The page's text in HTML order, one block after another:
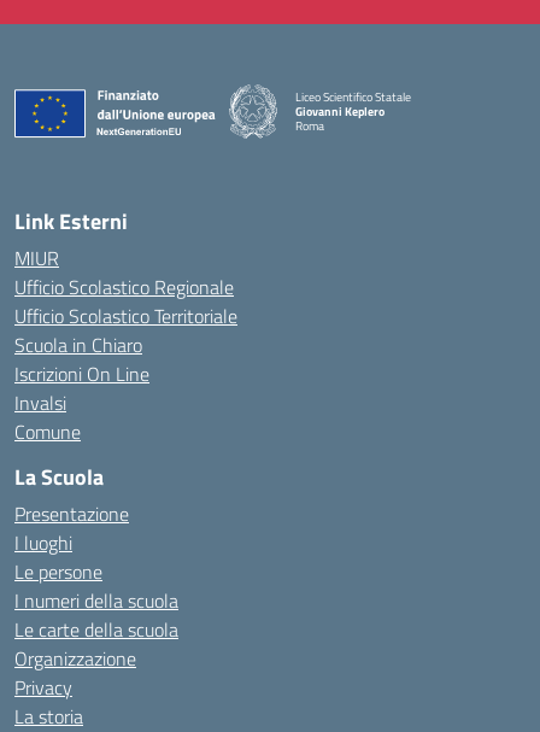
Liceo Scientifico Statale
Giovanni Keplero
Roma
Link Esterni
MIUR
Ufficio Scolastico Regionale
Ufficio Scolastico Territoriale
Scuola in Chiaro
Iscrizioni On Line
Invalsi
Comune
La Scuola
Presentazione
I luoghi
Le persone
I numeri della scuola
Le carte della scuola
Organizzazione
Privacy
La storia